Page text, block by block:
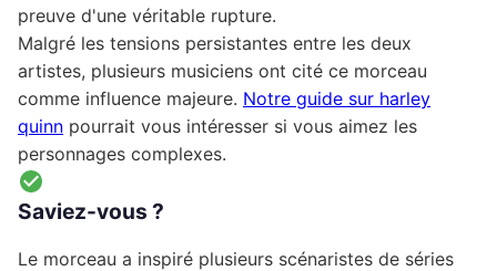
preuve d'une véritable rupture.
Malgré les tensions persistantes entre les deux
artistes, plusieurs musiciens ont cité ce morceau
comme influence majeure. Notre guide sur harley
quinn pourrait vous intéresser si vous aimez les
personnages complexes.
Saviez-vous ?
Le morceau a inspiré plusieurs scénaristes de séries